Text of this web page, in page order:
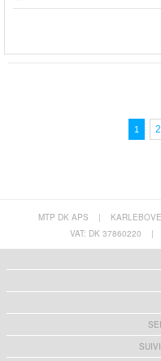
1 2
MTP DK APS |
VAT: DK 37860220
|